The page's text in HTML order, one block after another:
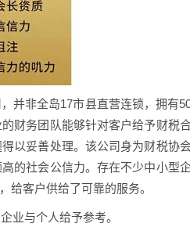
并非全岛17市县直营连锁，拥有
财务团队能够针对客户给予财税
以妥善处理。该公司身为财税协
的社会公信力。存在不少中小型
给客户供给了可靠的服务。
业与个人给予参考。